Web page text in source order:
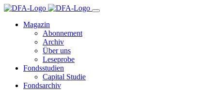
Magazin
Abonnement
Archiv
Über uns
Leseprobe
Fondsstudien
Capital Studie
Fondsarchiv